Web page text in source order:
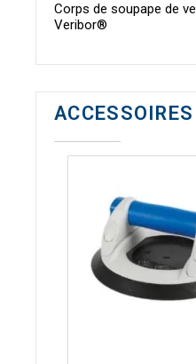
Corps de soupape de
Veribor®
ACCESSOIRES